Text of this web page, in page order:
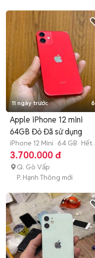
11 ngày trước 6
Apple iPhone 12 mini
64GB Đỏ Đã sử dụng
iPhone 12 Mini 64 GB Hết
bảo hành
3.700.000 đ
Q. Gò Vấp
P. Hạnh Thông mới